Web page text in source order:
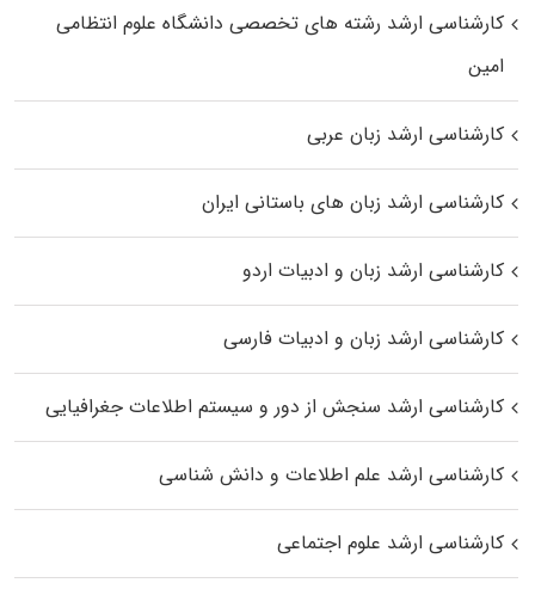
کارشناسی ارشد رﺷﺘﻪ ﻫﺎی تخصصی داﻧﺸﮕﺎه ﻋﻠﻮم انتظامی
اﻣﻴﻦ
کارشناسی ارشد زبان عربی
کارشناسی ارشد زبان‌ های باستانی ایران
کارشناسی ارشد زبان و ادبیات اردو
کارشناسی ارشد زبان و ادبیات فارسی
کارشناسی ارشد سنجش از دور و سیستم اطلاعات جغرافیایی
کارشناسی ارشد علم اطلاعات و دانش شناسی
کارشناسی ارشد علوم اجتماعی